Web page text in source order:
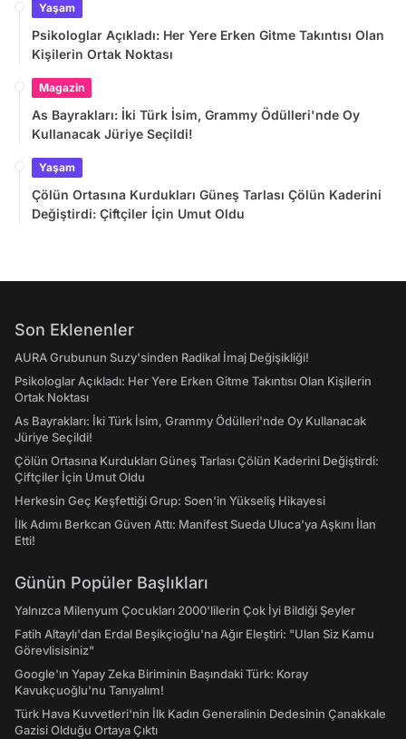
Yaşam
Psikologlar Açıkladı: Her Yere Erken Gitme Takıntısı Olan
Kişilerin Ortak Noktası
Magazin
As Bayrakları: İki Türk İsim, Grammy Ödülleri'nde Oy
Kullanacak Jüriye Seçildi!
Yaşam
Çölün Ortasına Kurdukları Güneş Tarlası Çölün Kaderini
Değiştirdi: Çiftçiler İçin Umut Oldu
Son Eklenenler
AURA Grubunun Suzy'sinden Radikal İmaj Değişikliği!
Psikologlar Açıkladı: Her Yere Erken Gitme Takıntısı Olan Kişilerin
Ortak Noktası
As Bayrakları: İki Türk İsim, Grammy Ödülleri'nde Oy Kullanacak
Jüriye Seçildi!
Çölün Ortasına Kurdukları Güneş Tarlası Çölün Kaderini Değiştirdi:
Çiftçiler İçin Umut Oldu
Herkesin Geç Keşfettiği Grup: Soen'in Yükseliş Hikayesi
İlk Adımı Berkcan Güven Attı: Manifest Sueda Uluca'ya Aşkını İlan
Etti!
Günün Popüler Başlıkları
Yalnızca Milenyum Çocukları 2000'lilerin Çok İyi Bildiği Şeyler
Fatih Altaylı'dan Erdal Beşikçioğlu'na Ağır Eleştiri: "Ulan Siz Kamu
Görevlisisiniz"
Google'ın Yapay Zeka Biriminin Başındaki Türk: Koray
Kavukçuoğlu'nu Tanıyalım!
Türk Hava Kuvvetleri'nin İlk Kadın Generalinin Dedesinin Çanakkale
Gazisi Olduğu Ortaya Çıktı